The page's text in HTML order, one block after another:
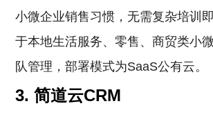
小微企业销售习惯，无需复杂培训
于本地生活服务、零售、商贸类小
队管理，部署模式为SaaS公有云。
3. 简道云CRM